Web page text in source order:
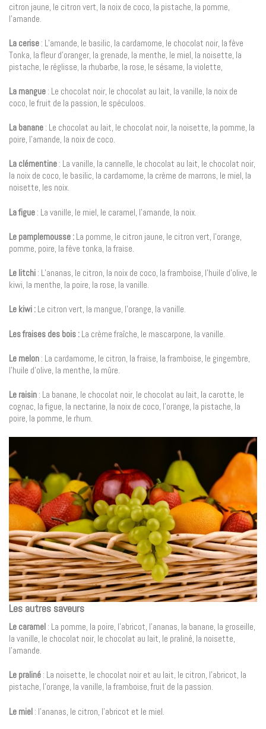
citron jaune, le citron vert, la noix de coco, la pistache, la pomme,
l’amande.
La cerise : L’amande, le basilic, la cardamome, le chocolat noir, la fève
Tonka, la fleur d’oranger, la grenade, la menthe, le miel, la noisette, la
pistache, le réglisse, la rhubarbe, la rose, le sésame, la violette,
La mangue : Le chocolat noir, le chocolat au lait, la vanille, la noix de
coco, le fruit de la passion, le spéculoos.
La banane : Le chocolat au lait, le chocolat noir, la noisette, la pomme, la
poire, l’amande, la noix de coco.
La clémentine : La vanille, la cannelle, le chocolat au lait, le chocolat noir,
la noix de coco, le basilic, la cardamome, la crème de marrons, le miel, la
noisette, les noix.
La figue : La vanille, le miel, le caramel, l’amande, la noix.
Le pamplemousse : La pomme, le citron jaune, le citron vert, l’orange,
pomme, poire, la fève tonka, la fraise.
Le litchi : L’ananas, le citron, la noix de coco, la framboise, l’huile d’olive, le
kiwi, la menthe, la poire, la rose, la vanille.
Le kiwi : Le citron vert, la mangue, l’orange, la vanille.
Les fraises des bois : La crème fraîche, le mascarpone, la vanille.
Le melon : La cardamome, le citron, la fraise, la framboise, le gingembre,
l’huile d’olive, la menthe, la mûre.
Le raisin : La banane, le chocolat noir, le chocolat au lait, la carotte, le
cognac, la figue, la nectarine, la noix de coco, l’orange, la pistache, la
poire, la pomme, le rhum.
Les autres saveurs
Le caramel : La pomme, la poire, l’abricot, l’ananas, la banane, la groseille,
la vanille, le chocolat noir, le chocolat au lait, le praliné, la noisette,
l’amande.
Le praliné : La noisette, le chocolat noir et au lait, le citron, l’abricot, la
pistache, l’orange, la vanille, la framboise, fruit de la passion.
Le miel : l’ananas, le citron, l’abricot et le miel.